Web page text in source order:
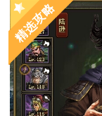
精选攻略